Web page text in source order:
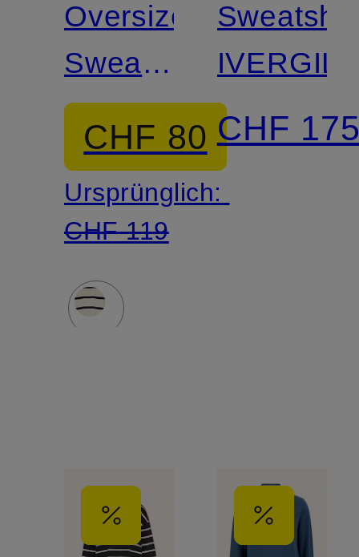
Oversized-
Sweatshirt
MAEVE
CHF 80
Ursprünglich:
CHF 119
IVERGILL
CHF